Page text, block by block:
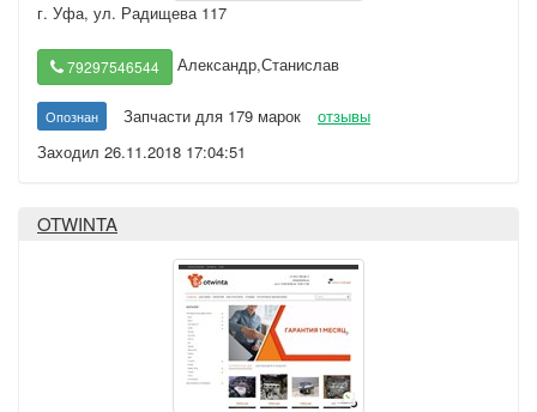
г. Уфа, ул. Радищева 117
79297546544 Александр,Станислав
Опознан Запчасти для 179 марок
отзывы
Заходил 26.11.2018 17:04:51
OTWINTA